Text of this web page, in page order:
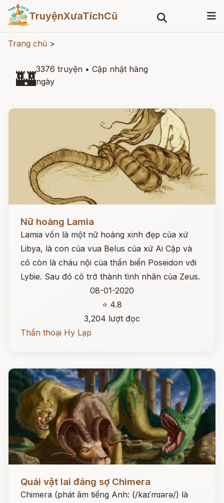
TruyệnXưaTíchCũ
Trang chủ >
🏰3376 truyện • Cập nhật hàng
ngày
Nữ hoàng Lamia
Lamia vốn là một nữ hoàng xinh đẹp của xứ
Libya, là con của vua Belus của xứ Ai Cập và
cô còn là cháu nội của thần biển Poseidon với
Lybie. Sau đó cô trở thành tình nhân của Zeus.
08-01-2020
⭐ 4.8
3,204 lượt đọc
Thần thoại Hy Lạp
Quái vật lai đáng sợ Chimera
Chimera (phát âm tiếng Anh: (/kaɪˈmɪərə/) là